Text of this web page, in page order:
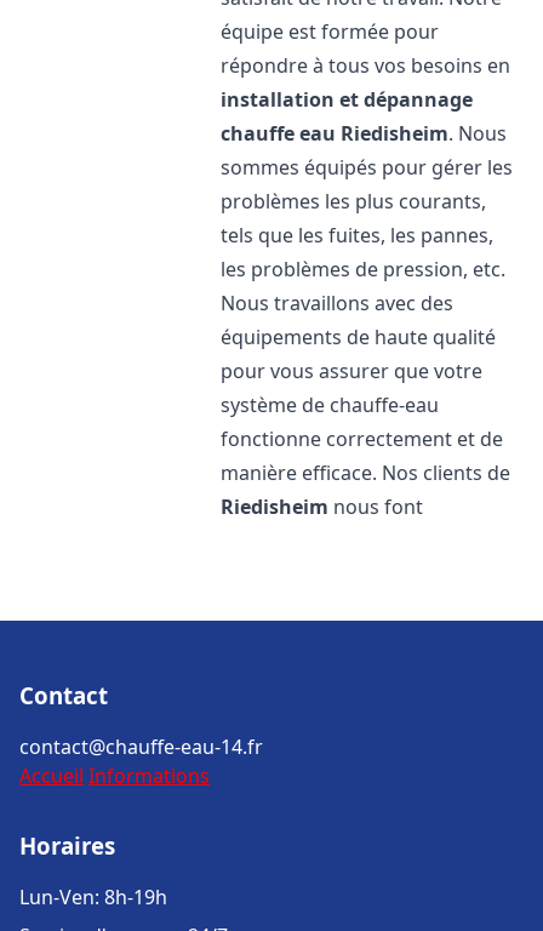
équipe est formée pour
répondre à tous vos besoins en
installation et dépannage
chauffe eau Riedisheim. Nous
sommes équipés pour gérer les
problèmes les plus courants,
tels que les fuites, les pannes,
les problèmes de pression, etc.
Nous travaillons avec des
équipements de haute qualité
pour vous assurer que votre
système de chauffe-eau
fonctionne correctement et de
manière efficace. Nos clients de
Riedisheim nous font
Contact
contact@chauffe-eau-14.fr
Accueil Informations
Horaires
Lun-Ven: 8h-19h